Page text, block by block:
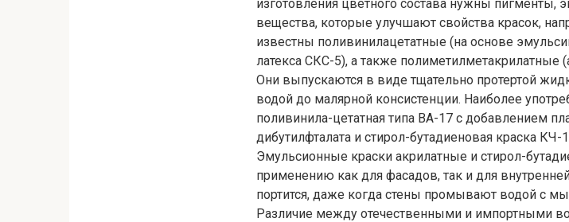
изготовления цветного состава нужны пигменты,
вещества, которые улучшают свойства красок,
известны поливинилацетатные (на основе
латекса СКС-5), а также полиметилметакрилатные
Они выпускаются в виде тщательно протертой
водой до малярной консистенции. Наиболее
поливинила-цетатная типа ВА-17 с добавлением
дибутилфталата и стирол-бутадиеновая краска
Эмульсионные краски акрилатные и стирол-
применению как для фасадов, так и для
портится, даже когда стены промывают водой с
Различие между отечественными и импортными